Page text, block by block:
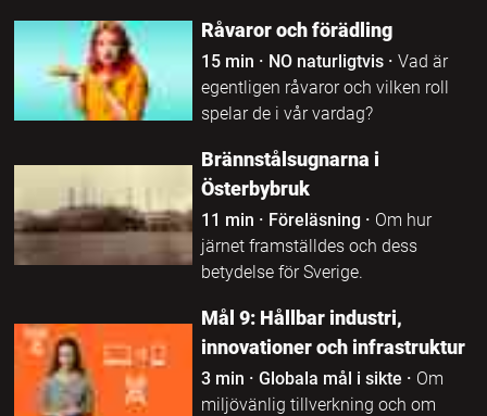
Råvaror och förädling
15 min · NO naturligtvis· Vad är
egentligen råvaror och vilken roll
spelar de i vår vardag?
Brännstålsugnarna i
Österbybruk
11 min · Föreläsning · Om hur
järnet framställdes och dess
betydelse för Sverige.
Mål 9: Hållbar industri,
innovationer och infrastruktur
3 min · Globala mål i sikte · Om
miljövänlig tillverkning och om